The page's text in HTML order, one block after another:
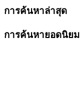
การค้นหาล่าสุด
การค้นหายอดนิยม